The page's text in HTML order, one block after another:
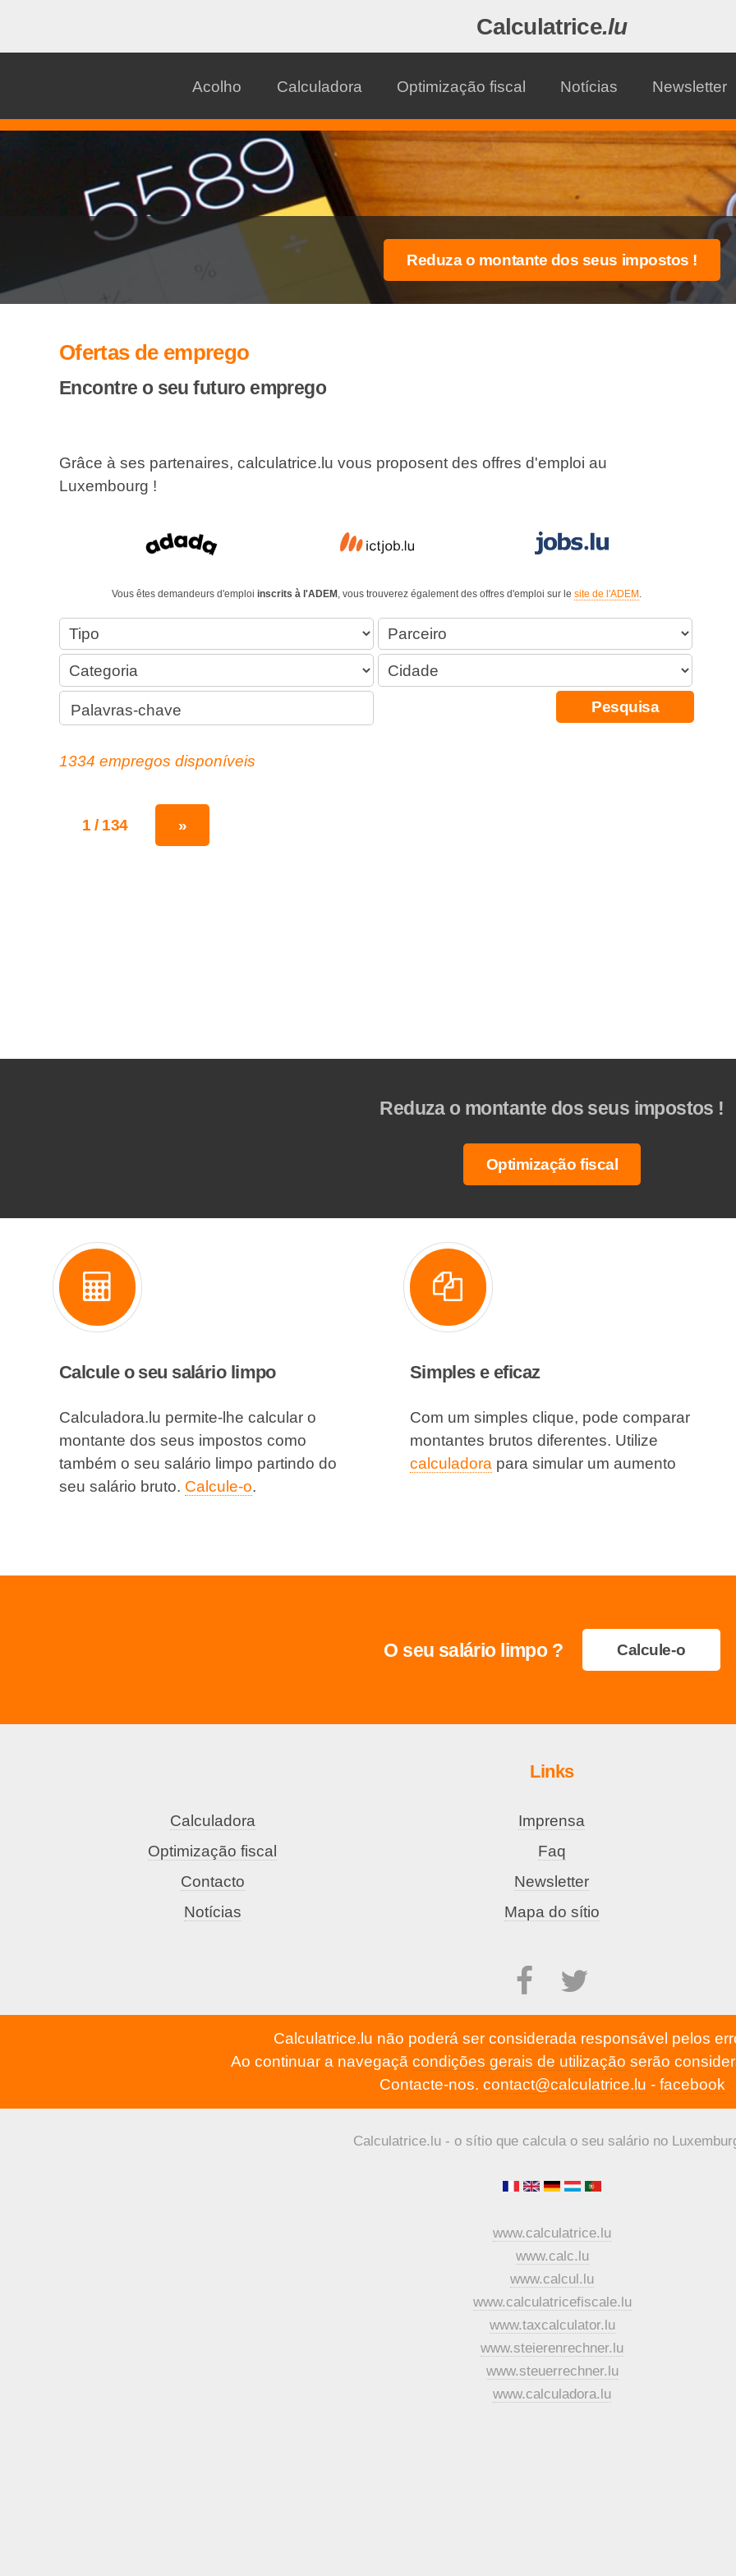
Calculatrice.lu
Acolho Calculadora Optimização fiscal Notícias Newsletter
Ofertas de emprego
Encontre o seu futuro emprego
Grâce à ses partenaires, calculatrice.lu vous proposent des offres d'emploi au
Luxembourg !
Vous êtes demandeurs d'emploiinscrits à l'ADEM , vous trouverez également des offres d'emploi sur lesite de l'ADEM
1334 empregos disponíveis
1 / 134 »
Reduza o montante dos seus impostos !
Optimização fiscal
Calcule o seu salário limpo
Calculadora.lu permite-lhe calcular o
montante dos seus impostos como
também o seu salário limpo partindo do
seu salário bruto. Calcule-o.
Simples e eficaz
Com um simples clique, pode comparar
montantes brutos diferentes. Utilize
calculadorapara simular um aumento
O seu salário limpo ? Calcule-o
Links
Calculadora
Optimização fiscal
Contacto
Notícias
Imprensa
Faq
Newsletter
Mapa do sítio
Calculatrice.lu não poderá ser considerada responsável pelos
Ao continuar a navegaçã condições gerais de utilização serão
Contacte-nos. contact@calculatrice.lu - facebook
Calculatrice.lu - o sítio que calcula o seu salário no
www.calculatrice.lu
www.calc.lu
www.calcul.lu
www.calculatricefiscale.lu
www.taxcalculator.lu
www.steierenrechner.lu
www.steuerrechner.lu
www.calculadora.lu